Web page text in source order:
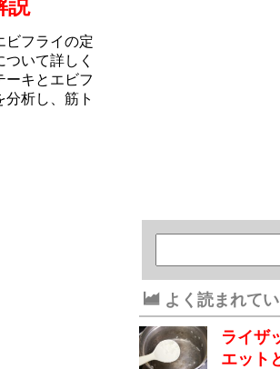
説
ビフライの定
いて詳しく
ーキとエビフ
析し、筋ト
よく読まれて
ライザ
エット